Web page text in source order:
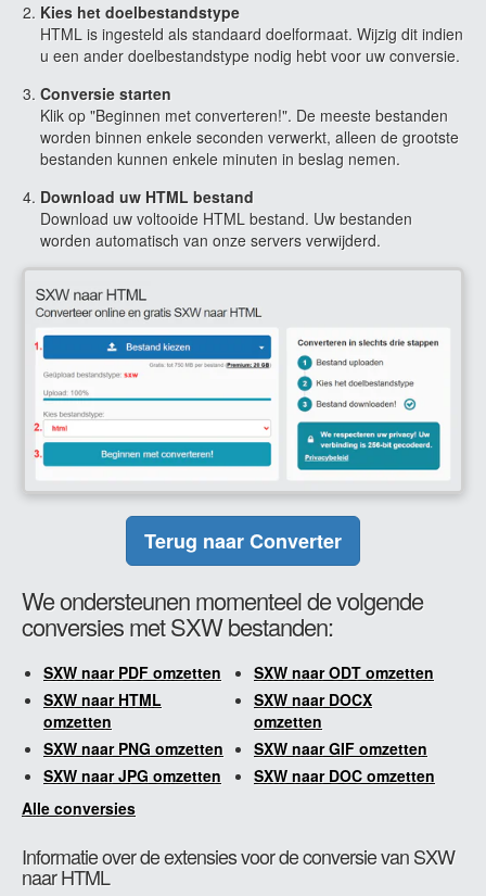
Kies het doelbestandstype
HTML is ingesteld als standaard doelformaat. Wijzig dit indien
u een ander doelbestandstype nodig hebt voor uw conversie.
Conversie starten
Klik op "Beginnen met converteren!". De meeste bestanden
worden binnen enkele seconden verwerkt, alleen de grootste
bestanden kunnen enkele minuten in beslag nemen.
Download uw HTML bestand
Download uw voltooide HTML bestand. Uw bestanden
worden automatisch van onze servers verwijderd.
Terug naar Converter
We ondersteunen momenteel de volgende
conversies met SXW bestanden:
SXW naar PDF omzetten
SXW naar ODT omzetten
SXW naar HTML
omzetten
SXW naar DOCX
omzetten
SXW naar PNG omzetten
SXW naar GIF omzetten
SXW naar JPG omzetten
SXW naar DOC omzetten
Alle conversies
Informatie over de extensies voor de conversie van SXW
naar HTML